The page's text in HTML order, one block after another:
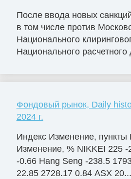
После ввода новых
в том числе против
Национального
Национального расчетного
Фондовый рынок, Daily
2024 г.
Индекс Изменение, пункты
Изменение, % NIKKEI 225 -
-0.66 Hang Seng -238.5
22.85 2728.17 0.84 ASX 20...